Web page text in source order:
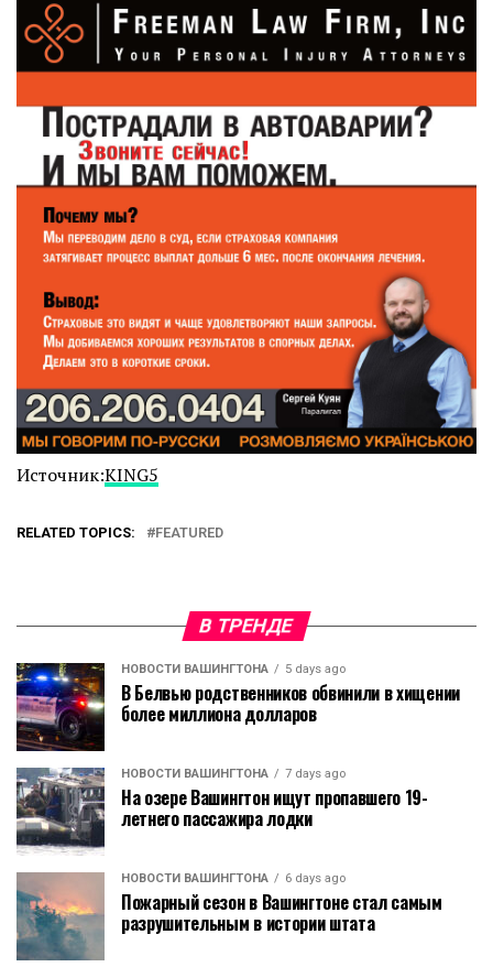
Источник:KING5
RELATED TOPICS: FEATURED
В ТРЕНДЕ
НОВОСТИ ВАШИНГТОНА 5 days ago
В Белвью родственников обвинили в хищении
более миллиона долларов
НОВОСТИ ВАШИНГТОНА 7 days ago
На озере Вашингтон ищут пропавшего 19-
летнего пассажира лодки
НОВОСТИ ВАШИНГТОНА 6 days ago
Пожарный сезон в Вашингтоне стал самым
разрушительным в истории штата